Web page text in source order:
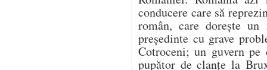
conducere care să
român, care dorește
președinte cu grave
Cotroceni; un guvern
pupător de clanțe la